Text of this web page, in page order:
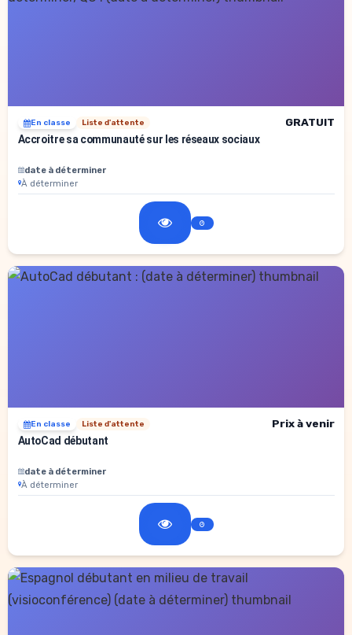
En classe Liste d'attente
GRATUIT
Accroitre sa communauté sur les réseaux sociaux
date à déterminer
À déterminer
En classe Liste d'attente
Prix à venir
AutoCad débutant
date à déterminer
À déterminer